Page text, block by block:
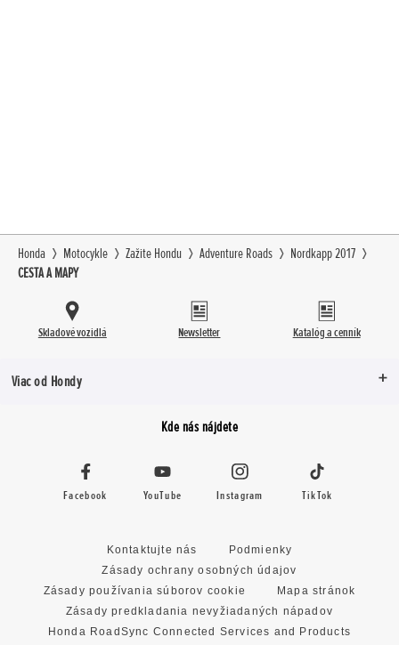
Honda Motocykle Zažite Hondu Adventure Roads
Nordkapp 2017
CESTA A MAPY
Skladové vozidlá Newsletter Katalóg a cenník
Viac od Hondy
Kde nás nájdete
Facebook YouTube Instagram TikTok
Kontaktujte nás
Podmienky
Zásady ochrany osobných údajov
Zásady používania súborov cookie
Mapa stránok
Zásady predkladania nevyžiadaných nápadov
Honda RoadSync Connected Services and Products